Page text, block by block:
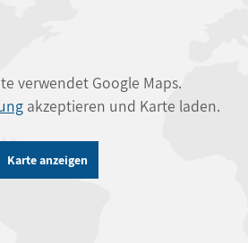
verwendet Google Maps.
akzeptieren und Karte laden.
Karte anzeigen